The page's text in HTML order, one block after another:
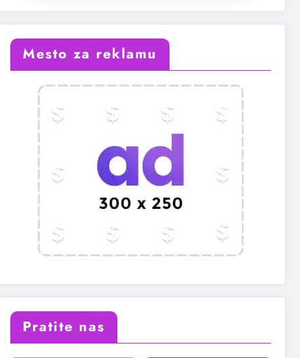
Mesto za reklamu
Pratite nas